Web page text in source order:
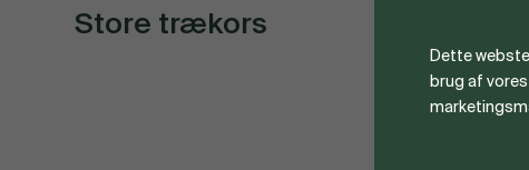
Store trækors
Dette
brug af